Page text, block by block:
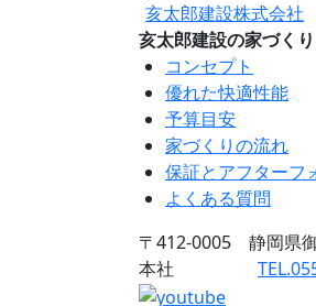
亥太郎建設株式会社
亥太郎建設の家づくり
コンセプト
優れた快適性能
予算目安
家づくりの流れ
保証とアフターフ
よくある質問
〒412-0005 静岡県
本社